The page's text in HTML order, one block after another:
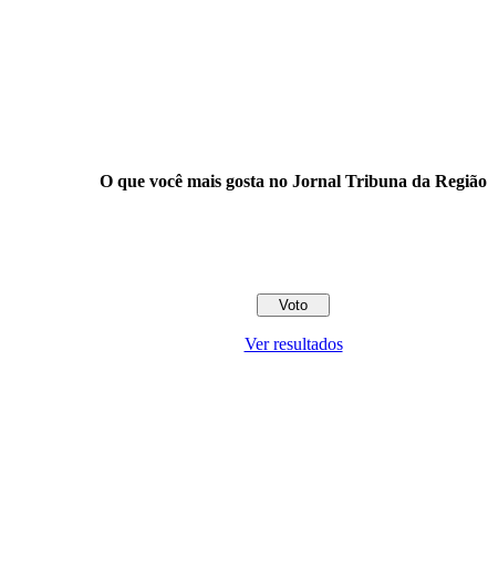
O que você mais gosta no Jornal Tribuna da Região
Ver resultados